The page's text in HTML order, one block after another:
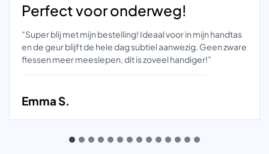
Perfect voor onderweg!
“Super blij met mijn bestelling! Ideaal voor in mijn handtas
en de geur blijft de hele dag subtiel aanwezig. Geen zware
flessen meer meeslepen, dit is zoveel handiger!”
Emma S.